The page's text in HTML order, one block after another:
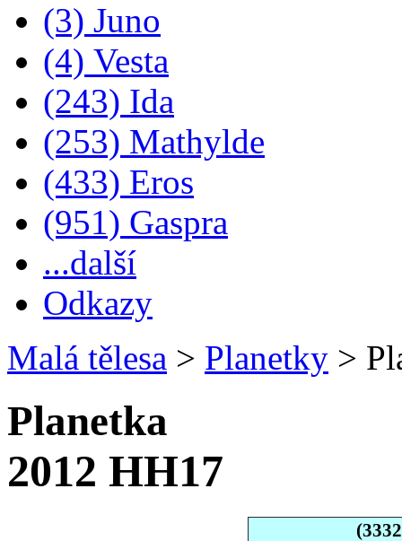
(3) Juno
(4) Vesta
(243) Ida
(253) Mathylde
(433) Eros
(951) Gaspra
...další
Odkazy
Malá tělesa > Planetky >
Planetka
2012 HH17